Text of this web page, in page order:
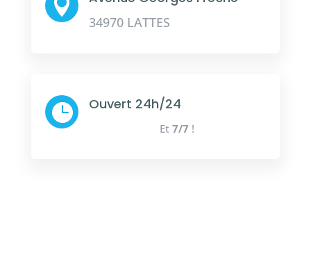

34970 LATTES
 Ouvert 24h/24
Et7/7 !